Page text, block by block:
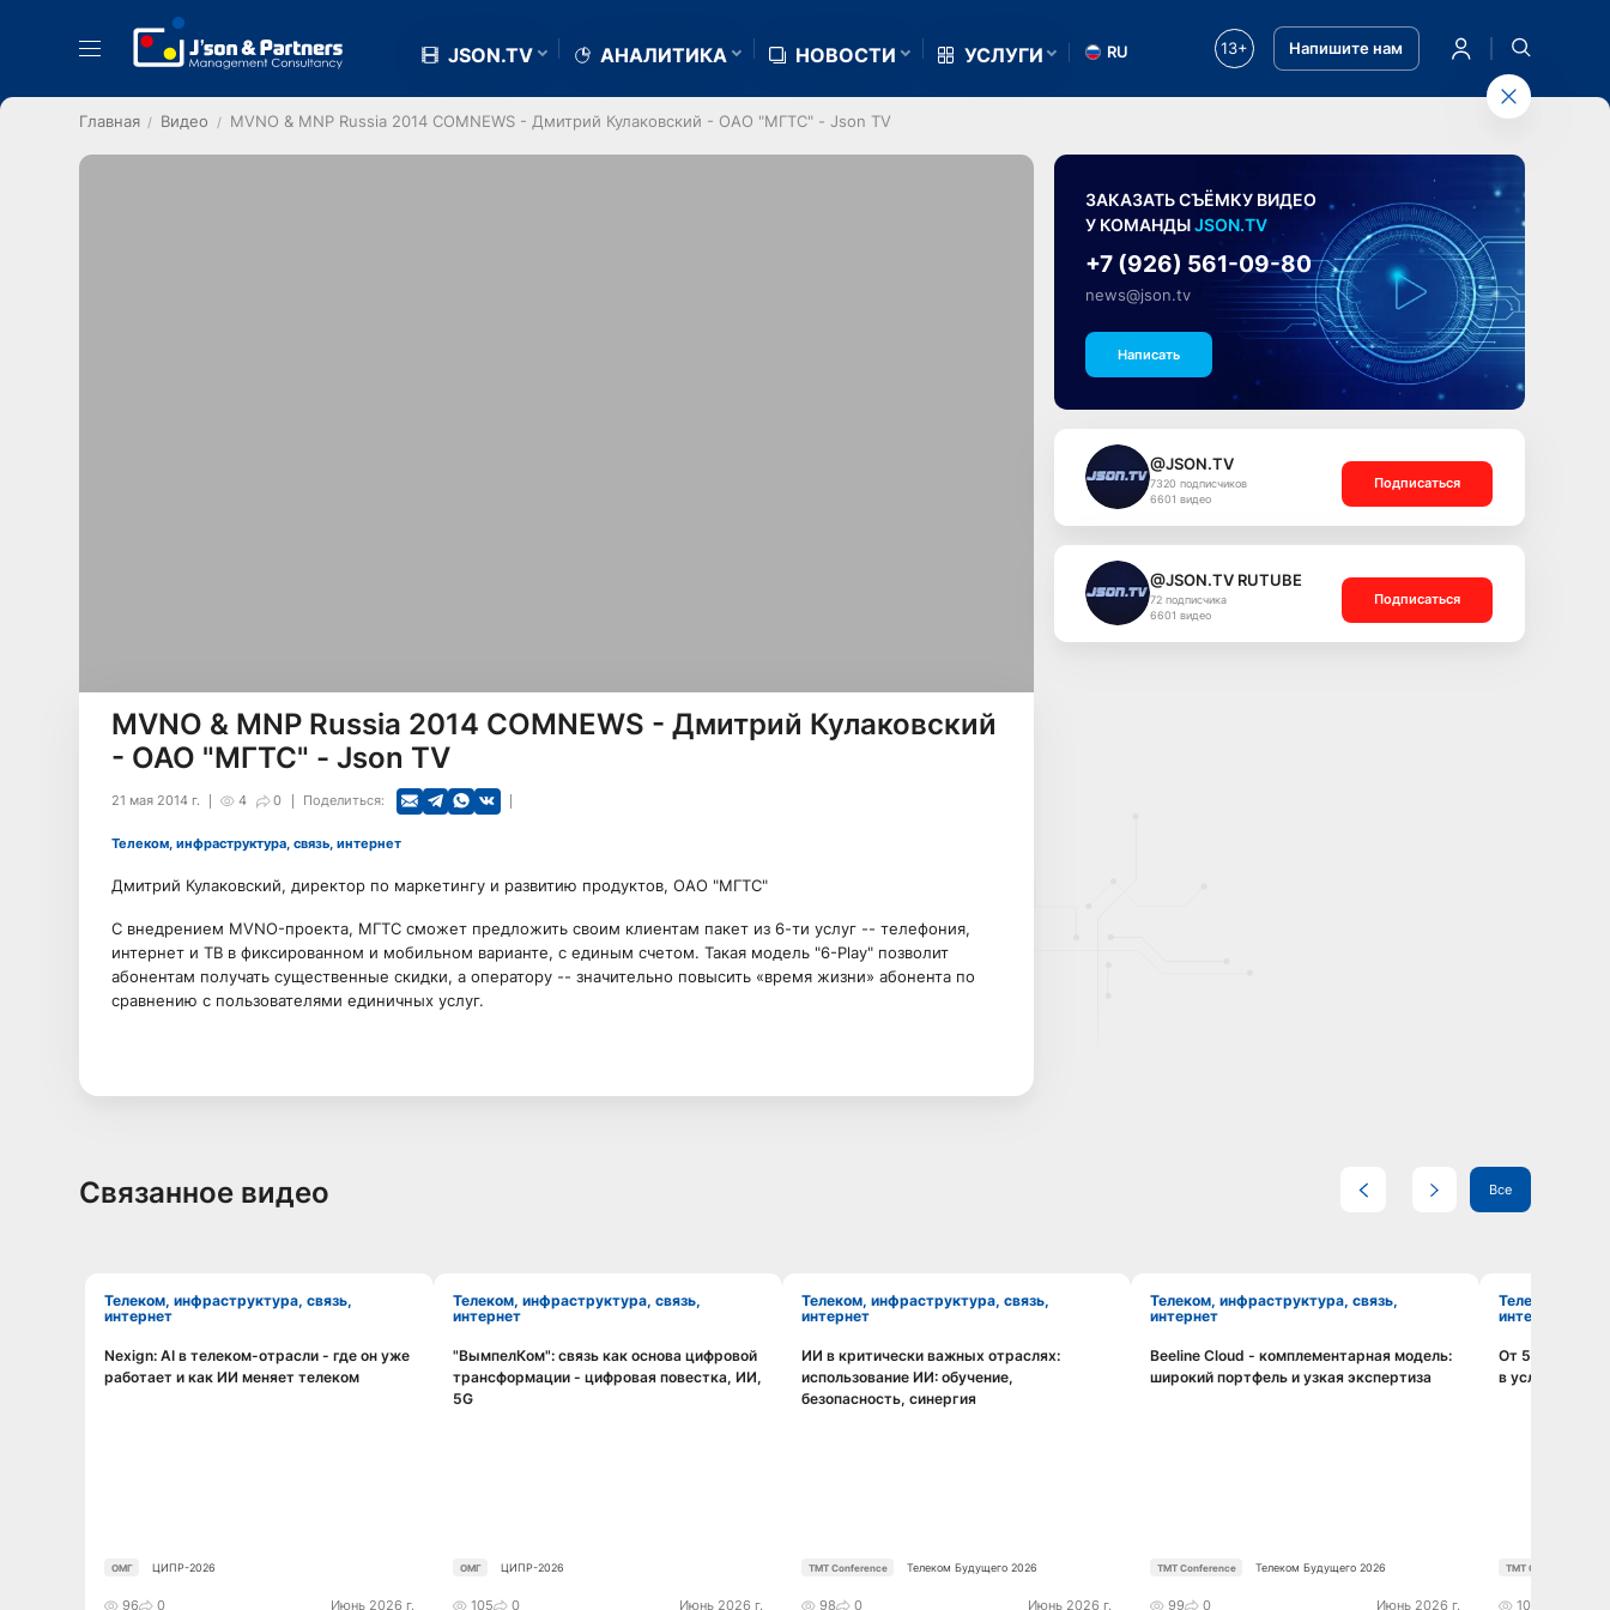
JSON.TV АНАЛИТИКА НОВОСТИ УСЛУГИ RU 13+ Напишите нам
Главная Видео MVNO & MNP Russia 2014 COMNEWS - Дмитрий Кулаковский - ОАО "МГТС" - Json TV
MVNO & MNP Russia 2014 COMNEWS - Дмитрий Кулаковский
- ОАО "МГТС" - Json TV
4 0
21 мая 2014 г. Поделиться:
Телеком, инфраструктура, связь, интернет
Дмитрий Кулаковский, директор по маркетингу и развитию продуктов, ОАО "МГТС"
С внедрением MVNO-проекта, МГТС сможет предложить своим клиентам пакет из 6-ти услуг -- телефония,
интернет и ТВ в фиксированном и мобильном варианте, с единым счетом. Такая модель "6-Play" позволит
абонентам получать существенные скидки, а оператору -- значительно повысить «время жизни» абонента по
сравнению с пользователями единичных услуг.
ЗАКАЗАТЬ СЪЁМКУ ВИДЕО
У КОМАНДЫJSON.TV
+7 (926) 561-09-80
news@json.tv
Написать
@JSON.TV
7320 подписчиков
6601 видео
Подписаться
@JSON.TV RUTUBE
72 подписчика
6601 видео
Подписаться
Связанное видео Все
Телеком, инфраструктура, связь,
интернет
Смотреть видео
Nexign: AI в телеком-отрасли - где он уже
работает и как ИИ меняет телеком
ОМГ ЦИПР-2026
96 0 Июнь 2026 г.
Телеком, инфраструктура, связь,
интернет
Смотреть видео
"ВымпелКом": связь как основа цифровой
трансформации - цифровая повестка, ИИ,
5G
ОМГ ЦИПР-2026
105 0 Июнь 2026 г.
Телеком, инфраструктура, связь,
интернет
Смотреть видео
ИИ в критически важных отраслях:
использование ИИ: обучение,
безопасность, синергия
TMT Conference Телеком Будущего 2026
98 0 Июнь 2026 г.
Телеком, инфраструктура, связь,
интернет
Смотреть видео
Beeline Cloud - комплементарная модель:
широкий портфель и узкая экспертиза
TMT Conference Телеком Будущего 2026
99 0 Июнь 2026 г.
Телеком, инфраструктура, связь,
интернет
От 5G к 6G:
в условиях
TMT Conference
105